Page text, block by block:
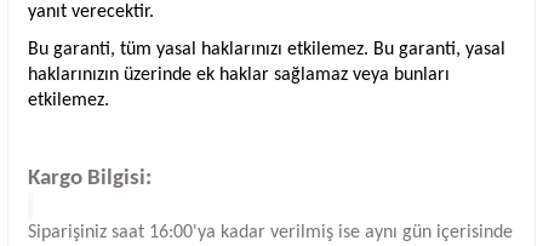
yanıt verecektir.
Bu garanti, tüm yasal haklarınızı etkilemez. Bu garanti, yasal
haklarınızın üzerinde ek haklar sağlamaz veya bunları
etkilemez.
Kargo Bilgisi:
Siparişiniz saat 16:00'ya kadar verilmiş ise aynı gün içerisinde